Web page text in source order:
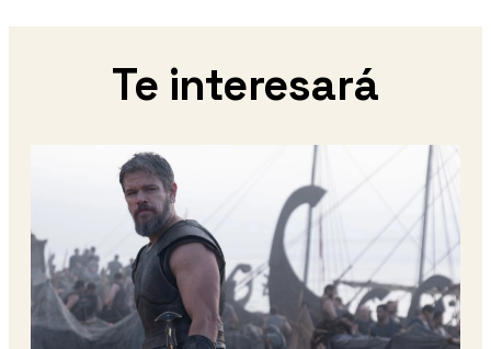
Te interesará